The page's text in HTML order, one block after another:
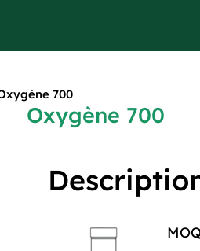
700
Oxygène 700